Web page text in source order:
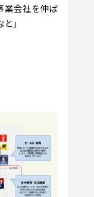
業会社を伸ば
」